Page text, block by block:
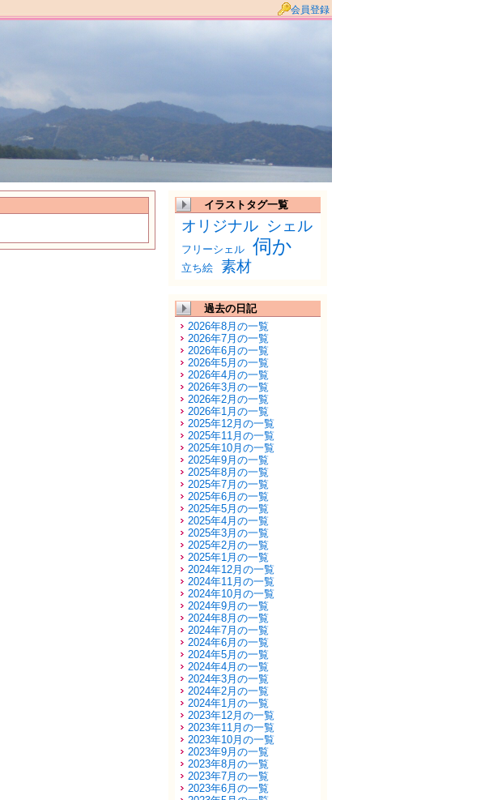
会員登録
イラストタグ一覧
オリジナル シェル
フリーシェル 伺か
立ち絵 素材
過去の日記
2026年8月の一覧
2026年7月の一覧
2026年6月の一覧
2026年5月の一覧
2026年4月の一覧
2026年3月の一覧
2026年2月の一覧
2026年1月の一覧
2025年12月の一覧
2025年11月の一覧
2025年10月の一覧
2025年9月の一覧
2025年8月の一覧
2025年7月の一覧
2025年6月の一覧
2025年5月の一覧
2025年4月の一覧
2025年3月の一覧
2025年2月の一覧
2025年1月の一覧
2024年12月の一覧
2024年11月の一覧
2024年10月の一覧
2024年9月の一覧
2024年8月の一覧
2024年7月の一覧
2024年6月の一覧
2024年5月の一覧
2024年4月の一覧
2024年3月の一覧
2024年2月の一覧
2024年1月の一覧
2023年12月の一覧
2023年11月の一覧
2023年10月の一覧
2023年9月の一覧
2023年8月の一覧
2023年7月の一覧
2023年6月の一覧